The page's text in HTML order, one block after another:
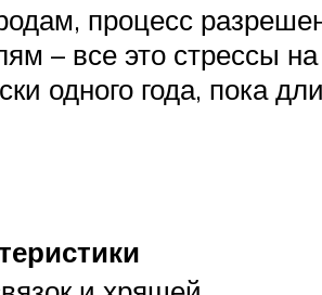
процесс
– все это стрессы
одного года, пока